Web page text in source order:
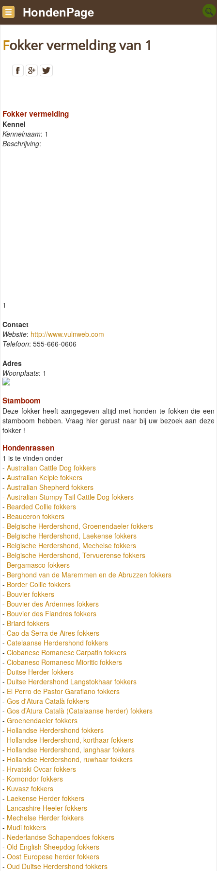
HondenPage
Fokker vermelding van 1
Fokker vermelding
Kennel
Kennelnaam: 1
Beschrijving:
1
Contact
Website: http://www.vulnweb.com
Telefoon: 555-666-0606
Adres
Woonplaats: 1
Stamboom
Deze fokker heeft aangegeven altijd met honden te fokken die een
stamboom hebben. Vraag hier gerust naar bij uw bezoek aan deze
fokker !
Hondenrassen
1 is te vinden onder
- Australian Cattle Dog fokkers
- Australian Kelpie fokkers
- Australian Shepherd fokkers
- Australian Stumpy Tail Cattle Dog fokkers
- Bearded Collie fokkers
- Beauceron fokkers
- Belgische Herdershond, Groenendaeler fokkers
- Belgische Herdershond, Laekense fokkers
- Belgische Herdershond, Mechelse fokkers
- Belgische Herdershond, Tervuerense fokkers
- Bergamasco fokkers
- Berghond van de Maremmen en de Abruzzen fokkers
- Border Collie fokkers
- Bouvier fokkers
- Bouvier des Ardennes fokkers
- Bouvier des Flandres fokkers
- Briard fokkers
- Cao da Serra de Aires fokkers
- Catelaanse Herdershond fokkers
- Ciobanesc Romanesc Carpatin fokkers
- Ciobanesc Romanesc Mioritic fokkers
- Duitse Herder fokkers
- Duitse Herdershond Langstokhaar fokkers
- El Perro de Pastor Garafiano fokkers
- Gos d'Atura Català fokkers
- Gos d’Atura Català (Catalaanse herder) fokkers
- Groenendaeler fokkers
- Hollandse Herdershond fokkers
- Hollandse Herdershond, korthaar fokkers
- Hollandse Herdershond, langhaar fokkers
- Hollandse Herdershond, ruwhaar fokkers
- Hrvatski Ovcar fokkers
- Komondor fokkers
- Kuvasz fokkers
- Laekense Herder fokkers
- Lancashire Heeler fokkers
- Mechelse Herder fokkers
- Mudi fokkers
- Nederlandse Schapendoes fokkers
- Old English Sheepdog fokkers
- Oost Europese herder fokkers
- Oud Duitse Herdershond fokkers